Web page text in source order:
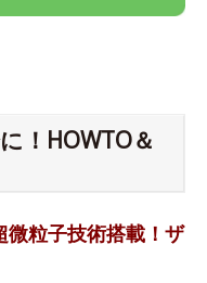
！HOWTO＆
微粒子技術搭載！ザ